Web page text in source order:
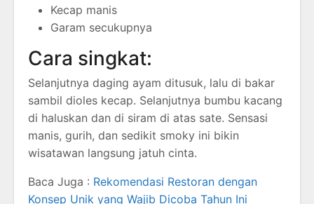
Kecap manis
Garam secukupnya
Cara singkat:
Selanjutnya daging ayam ditusuk, lalu di bakar
sambil dioles kecap. Selanjutnya bumbu kacang
di haluskan dan di siram di atas sate. Sensasi
manis, gurih, dan sedikit smoky ini bikin
wisatawan langsung jatuh cinta.
Baca Juga : Rekomendasi Restoran dengan
Konsep Unik yang Wajib Dicoba Tahun Ini